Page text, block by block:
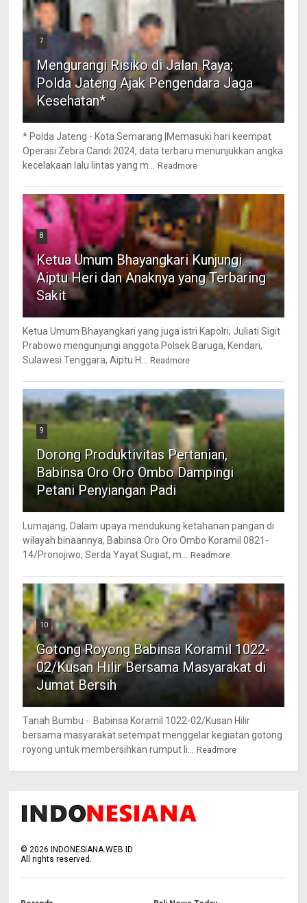
7
Mengurangi Risiko di Jalan Raya;
Polda Jateng Ajak Pengendara Jaga
Kesehatan*
* Polda Jateng - Kota Semarang |Memasuki hari keempat
Operasi Zebra Candi 2024, data terbaru menunjukkan angka
kecelakaan lalu lintas yang m...
Readmore
8
Ketua Umum Bhayangkari Kunjungi
Aiptu Heri dan Anaknya yang Terbaring
Sakit
Ketua Umum Bhayangkari yang juga istri Kapolri, Juliati Sigit
Prabowo mengunjungi anggota Polsek Baruga, Kendari,
Sulawesi Tenggara, Aiptu H...
Readmore
9
Dorong Produktivitas Pertanian,
Babinsa Oro Oro Ombo Dampingi
Petani Penyiangan Padi
Lumajang, Dalam upaya mendukung ketahanan pangan di
wilayah binaannya, Babinsa Oro Oro Ombo Koramil 0821-
14/Pronojiwo, Serda Yayat Sugiat, m...
Readmore
10
Gotong Royong Babinsa Koramil 1022-
02/Kusan Hilir Bersama Masyarakat di
Jumat Bersih
Tanah Bumbu - Babinsa Koramil 1022-02/Kusan Hilir
bersama masyarakat setempat menggelar kegiatan gotong
royong untuk membersihkan rumput li...
Readmore
©2026 INDONESIANA.WEB.ID
All rights reserved.